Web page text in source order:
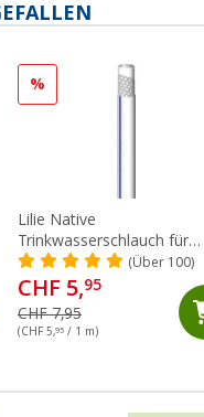
%
Lilie Native
Trinkwasserschlauch für
Kaltwasser 10x15 mm
(Meterware)
(Über 100)
CHF 5,95
CHF 7,95
(CHF 5,95 / 1 m)